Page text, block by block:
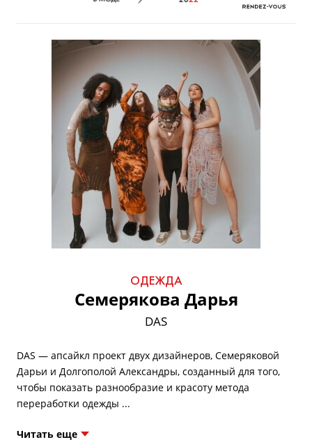
ОДЕЖДА
Семерякова Дарья
DAS
DAS — апсайкл проект двух дизайнеров, Семеряковой
Дарьи и Долгополой Александры, созданный для того,
чтобы показать разнообразие и красоту метода
Читать еще